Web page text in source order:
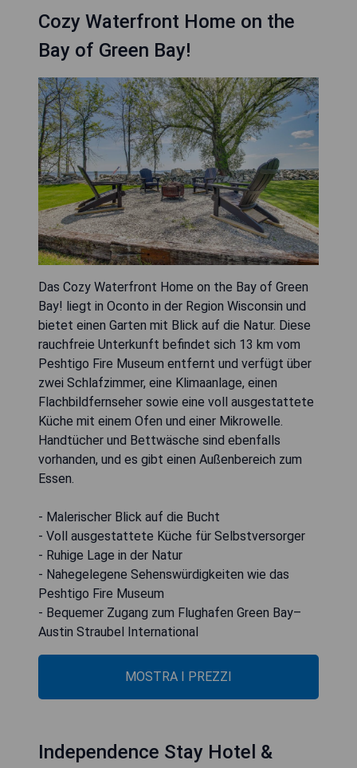
Cozy Waterfront Home on the
Bay of Green Bay!
Das Cozy Waterfront Home on the Bay of Green
Bay! liegt in Oconto in der Region Wisconsin und
bietet einen Garten mit Blick auf die Natur. Diese
rauchfreie Unterkunft befindet sich 13 km vom
Peshtigo Fire Museum entfernt und verfügt über
zwei Schlafzimmer, eine Klimaanlage, einen
Flachbildfernseher sowie eine voll ausgestattete
Küche mit einem Ofen und einer Mikrowelle.
Handtücher und Bettwäsche sind ebenfalls
vorhanden, und es gibt einen Außenbereich zum
Essen.
- Malerischer Blick auf die Bucht
- Voll ausgestattete Küche für Selbstversorger
- Ruhige Lage in der Natur
- Nahegelegene Sehenswürdigkeiten wie das
Peshtigo Fire Museum
- Bequemer Zugang zum Flughafen Green Bay–
Austin Straubel International
MOSTRA I PREZZI
Independence Stay Hotel &